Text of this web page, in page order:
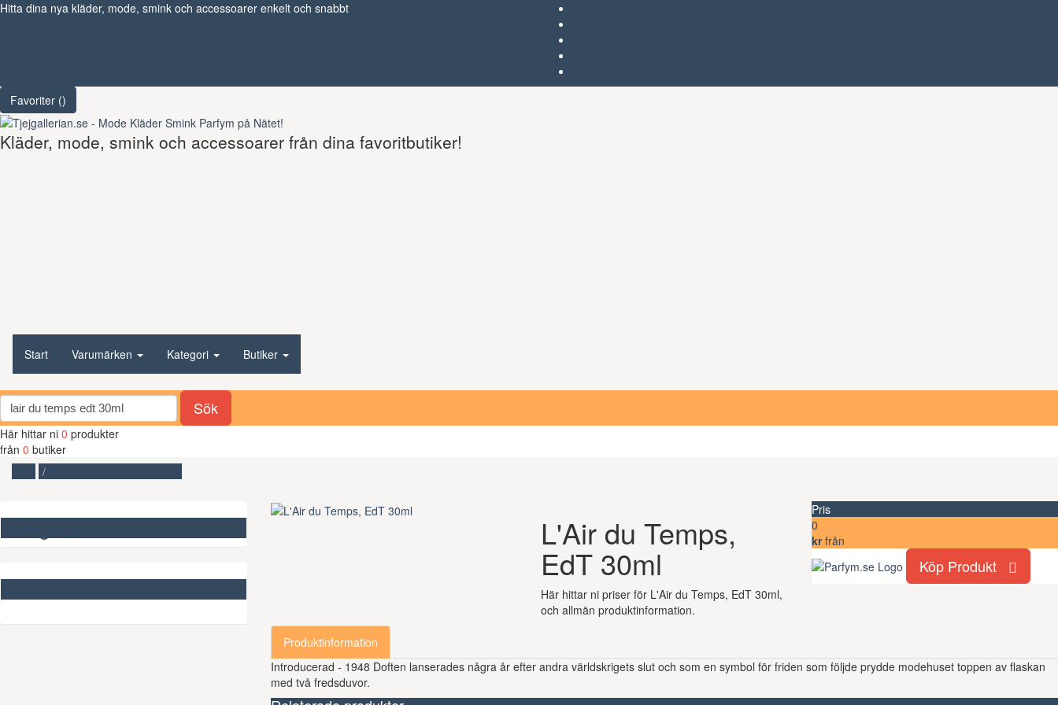
Hitta dina nya kläder, mode, smink och accessoarer enkelt och snabbt
Favoriter ()
Kläder, mode, smink och accessoarer från dina favoritbutiker!
Start Varumärken Kategori Butiker
Sök
Här hittar ni 0 produkter
från 0 butiker
L'Air du Temps,
EdT 30ml
Här hittar ni priser för L'Air du Temps, EdT 30ml,
och allmän produktinformation.
Pris
0
kr från
Köp Produkt
Produktinformation
Introducerad - 1948 Doften lanserades några år efter andra världskrigets slut och som en symbol för friden som följde prydde modehuset toppen av flaskan
med två fredsduvor.